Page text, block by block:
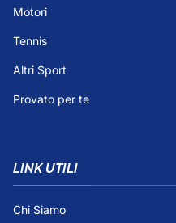
Motori
Tennis
Altri Sport
Provato per te
LINK UTILI
Chi Siamo